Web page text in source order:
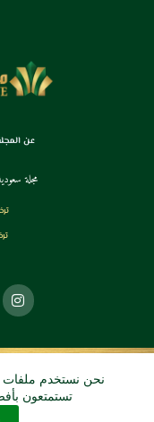
تستمتعون
عن
مجلة
© 2026 دي آرو الرقمي